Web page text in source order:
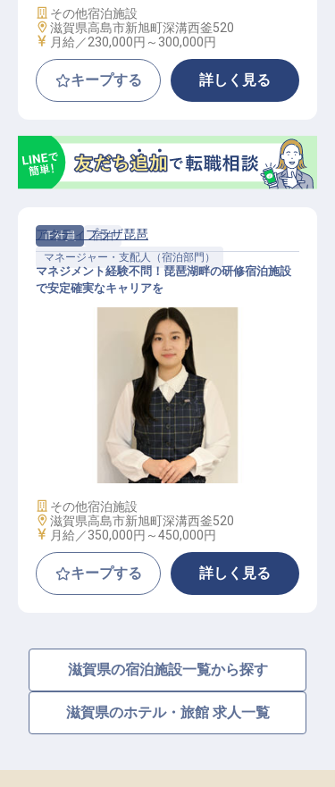
施設業態
その他宿泊施設
勤務地
滋賀県高島市新旭町深溝西釜520
給与
月給／230,000円～ 300,000円
キープする 詳しく見る
正社員
宿泊
マネージャー・支配人（宿泊部門）
フロント支配人・支配人候補│月給3
5万円～／GW・夏季・年末年始休暇
アクティプラザ琵琶
マネジメント経験不問！琵琶湖畔の研修宿泊施設
で安定確実なキャリアを
施設業態
その他宿泊施設
勤務地
滋賀県高島市新旭町深溝西釜520
給与
月給／350,000円～450,000円
キープする 詳しく見る
滋賀県の宿泊施設一覧から探す
滋賀県のホテル・旅館 求人一覧